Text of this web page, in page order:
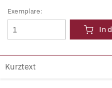
Exemplare:
In
Kurztext